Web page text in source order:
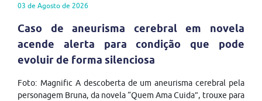
03 de Agosto de 2026
Caso de aneurisma cerebral em novela
acende alerta para condição que pode
evoluir de forma silenciosa
Foto: Magnific A descoberta de um aneurisma cerebral pela
personagem Bruna, da novela “Quem Ama Cuida”, trouxe para